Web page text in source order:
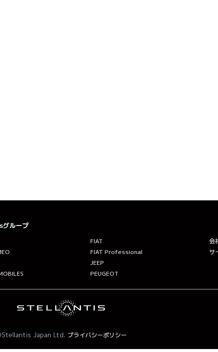
ループ
FIAT
FIAT Professional
JEEP
PEUGEOT
会
サ
Japan Ltd. プライバシーポリシー